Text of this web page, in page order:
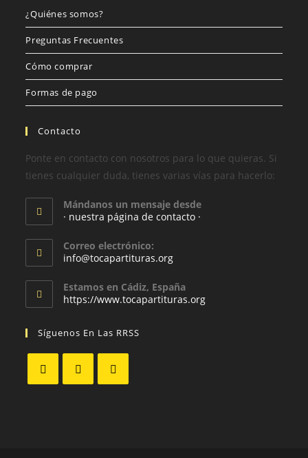
¿Quiénes somos?
Preguntas Frecuentes
Cómo comprar
Formas de pago
Contacto
Ponte en contacto con nosotros para lo que quieras. Si
tienes cualquier duda, tienes varias vías para hacerlo:
Mándanos un mensaje desde
· nuestra página de contacto ·
Correo electrónico:
info@tocapartituras.org
Estamos en Cádiz, España
https://www.tocapartituras.org
Síguenos En Las RRSS